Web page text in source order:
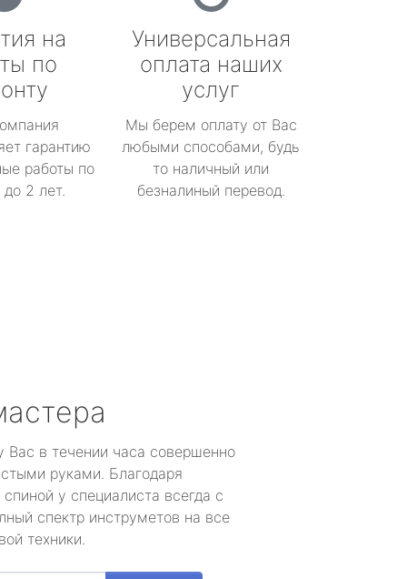
на
по
гарантию
работы по
2 лет.
Универсальная
оплата наших
услуг
Мы берем оплату от Вас
любыми способами, будь
то наличный или
безналиный перевод.
Вас в течении часа совершенно
руками. Благодаря
у специалиста всегда с
спектр инструметов на все
техники.